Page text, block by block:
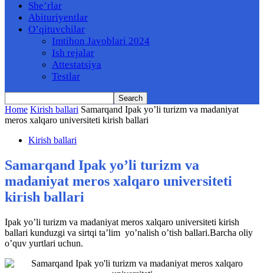
She’rlar
Abituriyentlar
O’qituvchilar
Imtihon Javoblari 2024
Ish rejalar
Attestatsiya
Testlar
Home Kirish ballari Samarqand Ipak yo’li turizm va madaniyat
meros xalqaro universiteti kirish ballari
Kirish ballari
Samarqand Ipak yo’li turizm va
madaniyat meros xalqaro universiteti
kirish ballari
Ipak yo’li turizm va madaniyat meros xalqaro universiteti kirish
ballari kunduzgi va sirtqi ta’lim yo’nalish o’tish ballari.Barcha oliy
o’quv yurtlari uchun.